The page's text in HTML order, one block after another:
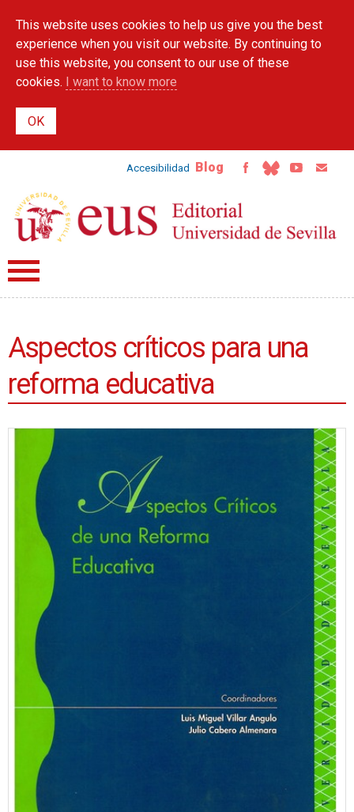
main
content
This website uses cookies to help us give you the best
experience when you visit our website. By continuing to
use this website, you consent to our use of these
cookies. I want to know more
Accesibilidad Blog
Aspectos críticos para una
reforma educativa